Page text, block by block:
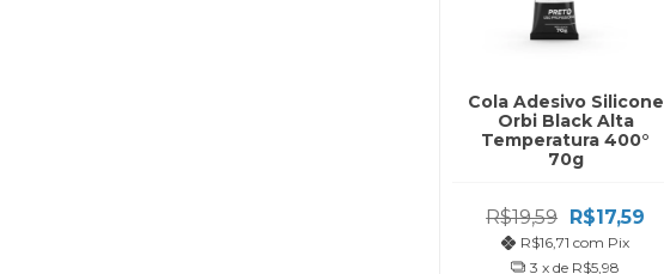
Cola Adesivo Silicone
Orbi Black Alta
Temperatura 400°
70g
R$19,59 R$17,59
R$16,71com Pix
3 x de R$5,98